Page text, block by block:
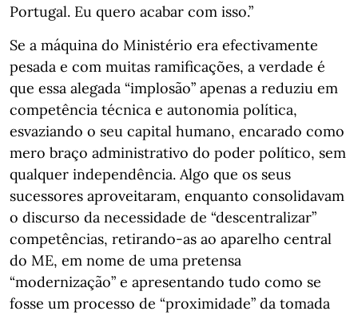
Portugal. Eu quero acabar com isso.”
Se a máquina do Ministério era efectivamente
pesada e com muitas ramificações, a verdade é
que essa alegada “implosão” apenas a reduziu em
competência técnica e autonomia política,
esvaziando o seu capital humano, encarado como
mero braço administrativo do poder político, sem
qualquer independência. Algo que os seus
sucessores aproveitaram, enquanto consolidavam
o discurso da necessidade de “descentralizar”
competências, retirando-as ao aparelho central
do ME, em nome de uma pretensa
“modernização” e apresentando tudo como se
fosse um processo de “proximidade” da tomada